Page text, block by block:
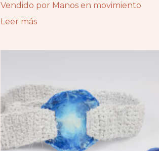
Vendido por Manos en movimiento
Leer más